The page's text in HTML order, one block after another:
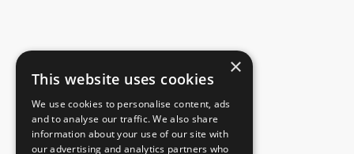
×
This website uses cookies
We use cookies to personalise content, ads
and to analyse our traffic. We also share
information about your use of our site with
our advertising and analytics partners who